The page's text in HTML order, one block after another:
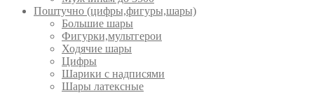
Поштучно (цифры,фигуры,шары)
Большие шары
Фигурки,мультгерои
Ходячие шары
Цифры
Шарики с надписями
Шары латексные